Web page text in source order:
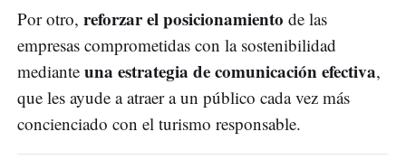
Por otro, reforzar el posicionamiento de las
empresas comprometidas con la sostenibilidad
mediante una estrategia de comunicación efectiva,
que les ayude a atraer a un público cada vez más
concienciado con el turismo responsable.